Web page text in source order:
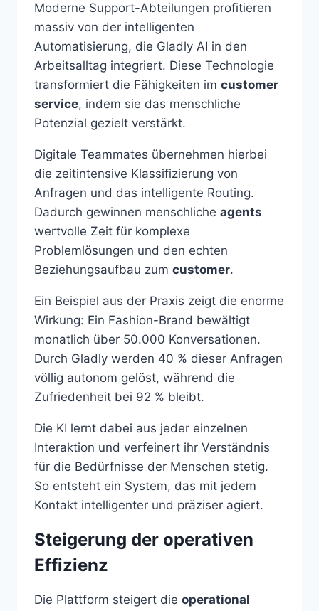
Moderne Support-Abteilungen profitieren
massiv von der intelligenten
Automatisierung, die Gladly AI in den
Arbeitsalltag integriert. Diese Technologie
transformiert die Fähigkeiten im customer
service, indem sie das menschliche
Potenzial gezielt verstärkt.
Digitale Teammates übernehmen hierbei
die zeitintensive Klassifizierung von
Anfragen und das intelligente Routing.
Dadurch gewinnen menschliche agents
wertvolle Zeit für komplexe
Problemlösungen und den echten
Beziehungsaufbau zum customer.
Ein Beispiel aus der Praxis zeigt die enorme
Wirkung: Ein Fashion-Brand bewältigt
monatlich über 50.000 Konversationen.
Durch Gladly werden 40 % dieser Anfragen
völlig autonom gelöst, während die
Zufriedenheit bei 92 % bleibt.
Die KI lernt dabei aus jeder einzelnen
Interaktion und verfeinert ihr Verständnis
für die Bedürfnisse der Menschen stetig.
So entsteht ein System, das mit jedem
Kontakt intelligenter und präziser agiert.
Steigerung der operativen
Effizienz
Die Plattform steigert die operational